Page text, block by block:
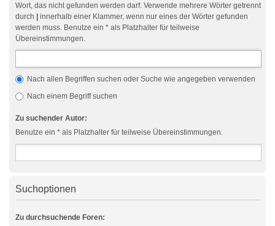
Wort, das nicht gefunden werden darf. Verwende mehrere Wörter getrennt
durch
innerhalb einer Klammer, wenn nur eines der Wörter gefunden
werden muss. Benutze ein * als Platzhalter für teilweise
Übereinstimmungen.
Nach allen Begriffen suchen oder Suche wie angegeben verwenden
Nach einem Begriff suchen
Zu suchender Autor:
Benutze ein * als Platzhalter für teilweise Übereinstimmungen.
Suchoptionen
Zu durchsuchende Foren: